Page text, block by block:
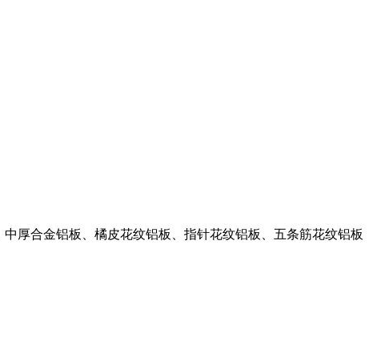
厚合金铝板、橘皮花纹铝板、指针花纹铝板、五条筋花纹铝板